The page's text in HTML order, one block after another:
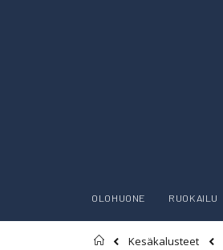
OLOHUONE RUOKAILU
Etusivu
Kesäkalusteet